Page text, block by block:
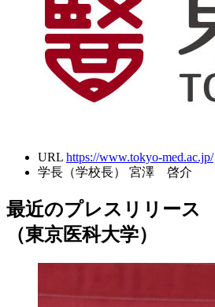
URL https://www.tokyo-med.ac.jp/
学長（学校長）
宮澤 啓介
最近のプレスリリース
（東京医科大学）